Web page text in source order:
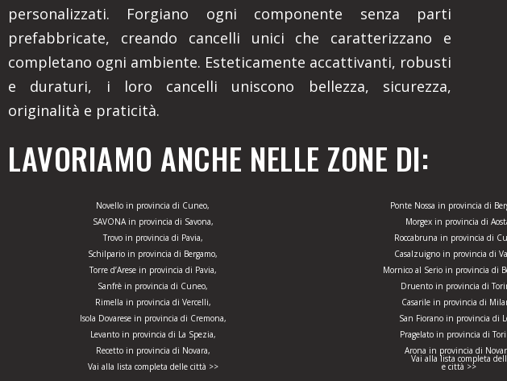
personalizzati. Forgiano ogni componente senza parti
prefabbricate, creando cancelli unici che caratterizzano e
completano ogni ambiente. Esteticamente accattivanti, robusti
e duraturi, i loro cancelli uniscono bellezza, sicurezza,
originalità e praticità.
LAVORIAMO ANCHE NELLE ZONE DI:
Novello in provincia di Cuneo,
SAVONA in provincia di Savona,
Trovo in provincia di Pavia,
Schilpario in provincia di Bergamo,
Torre d’Arese in provincia di Pavia,
Sanfrè in provincia di Cuneo,
Rimella in provincia di Vercelli,
Isola Dovarese in provincia di Cremona,
Levanto in provincia di La Spezia,
Recetto in provincia di Novara,
Vai alla lista completa delle città >>
Ponte Nossa in provincia di
Morgex in provincia di
Roccabruna in provincia di
Casalzuigno in provincia di
Mornico al Serio in provincia di
Druento in provincia di
Casarile in provincia di
San Fiorano in provincia di
Pragelato in provincia di
Arona in provincia di
Vai alla lista completa dell
e città >>